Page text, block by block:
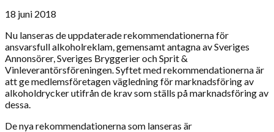
18 juni 2018
Nu lanseras de uppdaterade rekommendationerna för
ansvarsfull alkoholreklam, gemensamt antagna av Sveriges
Annonsörer, Sveriges Bryggerier och Sprit &
Vinleverantörsföreningen. Syftet med rekommendationerna är
att ge medlemsföretagen vägledning för marknadsföring av
alkoholdrycker utifrån de krav som ställs på marknadsföring av
dessa.
De nya rekommendationerna som lanseras är